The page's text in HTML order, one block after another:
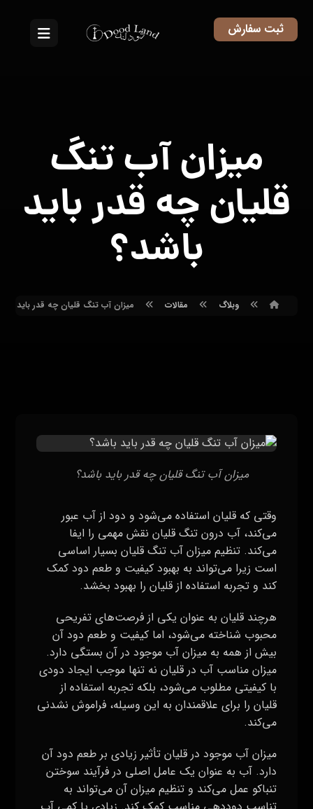
ثبت سفارش
میزان آب تنگ
قلیان چه قدر باید
باشد؟
وبلاگ مقالات میزان آب تنگ قلیان چه قدر باید
میزان آب تنگ قلیان چه قدر باید باشد؟
وقتی که قلیان استفاده می‌شود و دود از آب عبور
می‌کند، آب درون تنگ قلیان نقش مهمی را ایفا
می‌کند. تنظیم میزان آب تنگ قلیان بسیار اساسی
است زیرا می‌تواند به بهبود کیفیت و طعم دود کمک
کند و تجربه استفاده از قلیان را بهبود بخشد.
هرچند قلیان به عنوان یکی از فرصت‌های تفریحی
محبوب شناخته می‌شود، اما کیفیت و طعم دود آن
بیش از همه به میزان آب موجود در آن بستگی دارد.
میزان مناسب آب در قلیان نه تنها موجب ایجاد دودی
با کیفیتی مطلوب می‌شود، بلکه تجربه استفاده از
قلیان را برای علاقمندان به این وسیله، فراموش نشدنی
می‌کند.
میزان آب موجود در قلیان تأثیر زیادی بر طعم دود آن
دارد. آب به عنوان یک عامل اصلی در فرآیند سوختن
تنباکو عمل می‌کند و تنظیم میزان آن می‌تواند به